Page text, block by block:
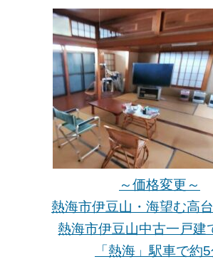
～価格変更～
熱海市伊豆山・海望む高
熱海市伊豆山中古一戸建
「熱海」駅車で約